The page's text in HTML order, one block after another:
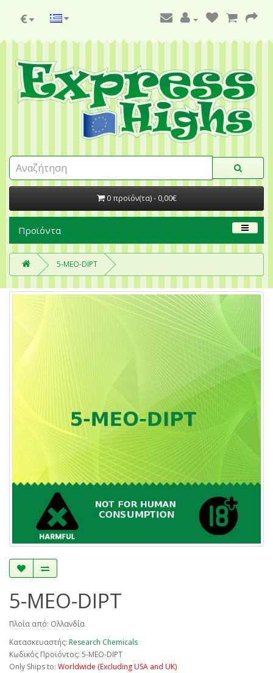
€
0 προϊόν(τα) - 0,00€
Προϊόντα
5-MEO-DIPT
5-MEO-DIPT
Πλοία από: Ολλανδία
Κατασκευαστής: Research Chemicals
Κωδικός Προϊόντος: 5-MEO-DIPT
Only Ships to: Worldwide (Excluding USA and UK)